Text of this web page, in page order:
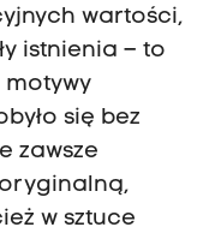
wartości,
istnienia – to
się bez
zawsze
w sztuce